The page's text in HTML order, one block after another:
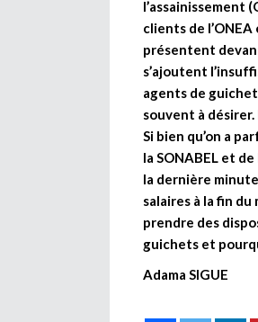
l’assainissement
clients de
présentent
s’ajoutent
agents de
souvent à
Si bien qu’on a
la SONABEL et
la dernière
salaires à la fin du
prendre des
guichets et
Adama SIGUE